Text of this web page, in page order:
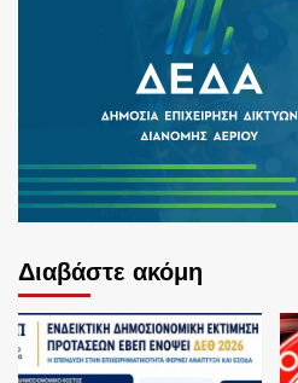
Διαβάστε ακόμη